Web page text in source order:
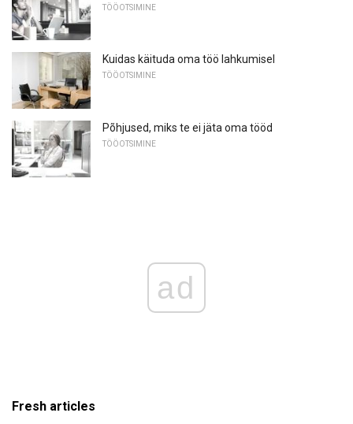
TÖÖOTSIMINE
Kuidas käituda oma töö lahkumisel
TÖÖOTSIMINE
Põhjused, miks te ei jäta oma tööd
TÖÖOTSIMINE
ad
Fresh articles